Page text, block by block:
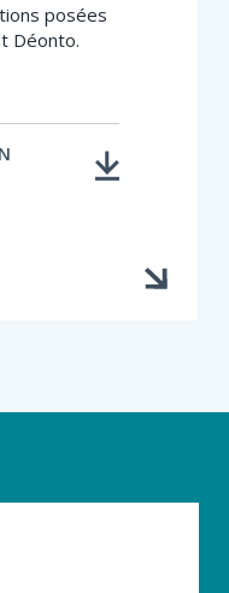
posées
Déonto.